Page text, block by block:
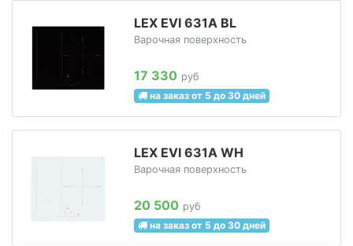
LEX EVI 631A BL
Варочная поверхность
17 330 руб
на заказ от 5 до 30 дней
LEX EVI 631A WH
Варочная поверхность
20 500 руб
на заказ от 5 до 30 дней